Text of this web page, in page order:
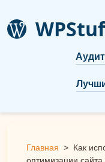
Главная > Как